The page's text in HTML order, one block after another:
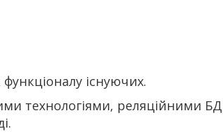
існуючих.
технологіями, реляційними